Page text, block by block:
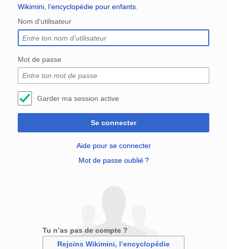
Wikimini, l’encyclopédie pour enfants.
Nom d’utilisateur
Mot de passe
Garder ma session active
Se connecter
Aide pour se connecter
Mot de passe oublié ?
Tu n’as pas de compte ?
Rejoins Wikimini, l’encyclopédie